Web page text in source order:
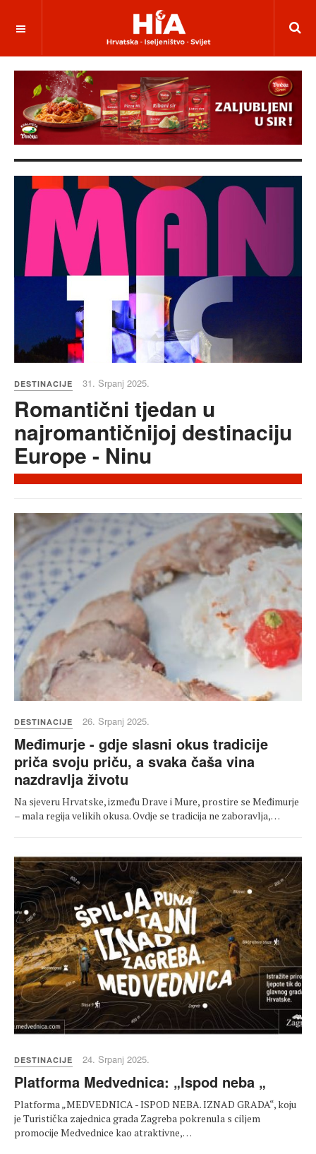
DESTINACIJE 31. Srpanj 2025.
Romantični tjedan u
najromantičnijoj destinaciju
Europe - Ninu
DESTINACIJE 26. Srpanj 2025.
Međimurje - gdje slasni okus tradicije
priča svoju priču, a svaka čaša vina
nazdravlja životu
Na sjeveru Hrvatske, između Drave i Mure, prostire se Međimurje
– mala regija velikih okusa. Ovdje se tradicija ne zaboravlja,…
DESTINACIJE 24. Srpanj 2025.
Platforma Medvednica: „Ispod neba „
Platforma „MEDVEDNICA - ISPOD NEBA. IZNAD GRADA“, koju
je Turistička zajednica grada Zagreba pokrenula s ciljem
promocije Medvednice kao atraktivne,…